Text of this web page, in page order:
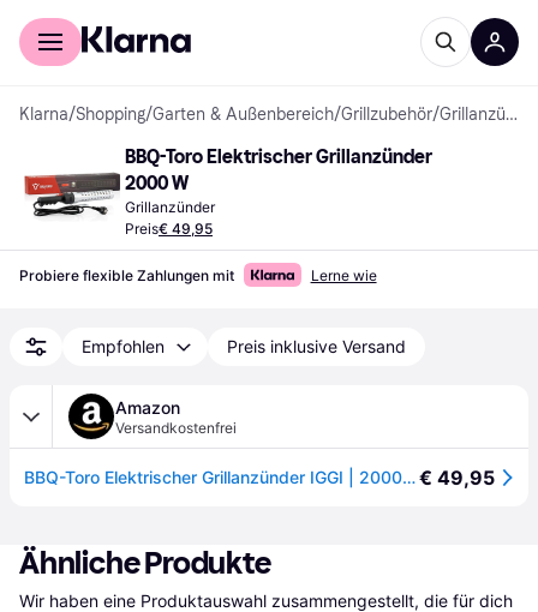
Für Shopper
Klarna/Shopping/Garten & Außenbereich/Grillzubehör/ Grillanzünder
BBQ-Toro Elektrischer Grillanzünder
2000 W
Grillanzünder
Preis€ 49,95
Probiere flexible Zahlungen mit Lerne wie
Empfohlen Preis inklusive Versand
Amazon
Versandkostenfrei
BBQ-Toro Elektrischer Grillanzünder IGGI | 2000 W, 650 °C | Elektro Kohleanzünder für BBQ Holzkohle, Grill und Kamin | Outdoor Feueranzünder | Grillkohlezünder, Grillzünder, Kaminanzünder€ 49,95
Ähnliche Produkte
Wir haben eine Produktauswahl zusammengestellt, die für dich